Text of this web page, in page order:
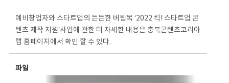
예비창업자와 스타트업의 든든한 버팀목 ‘2022 킥! 스타트업 콘
텐츠 제작 지원’사업에 관한 더 자세한 내용은 충북콘텐츠코리아
랩 홈페이지에서 확인 할 수 있다.
파일